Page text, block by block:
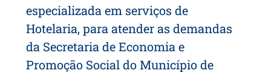
especializada em serviços de
Hotelaria, para atender as demandas
da Secretaria de Economia e
Promoção Social do Município de